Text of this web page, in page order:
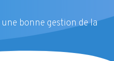
bonne gestion de la